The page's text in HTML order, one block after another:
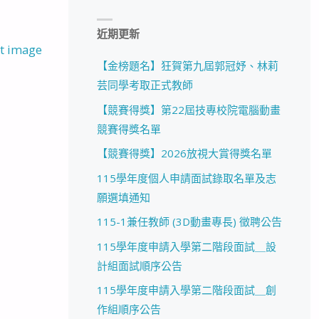
image
近期更新
【金榜題名】狂賀第九屆郭冠妤、林莉
芸同學考取正式教師
【競賽得獎】第22屆技專校院電腦動畫
競賽得獎名單
【競賽得獎】2026放視大賞得獎名單
115學年度個人申請面試錄取名單及志
願選填通知
115-1兼任教師 (3D動畫專長) 徵聘公告
115學年度申請入學第二階段面試＿設
計組面試順序公告
115學年度申請入學第二階段面試＿創
作組順序公告